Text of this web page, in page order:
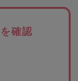
確認